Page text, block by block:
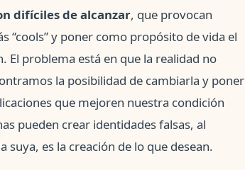
difíciles de alcanzar, que provocan
“cools” y poner como propósito de vida el
El problema está en que la realidad no
la posibilidad de cambiarla y poner
que mejoren nuestra condición
pueden crear identidades falsas, al
es la creación de lo que desean.